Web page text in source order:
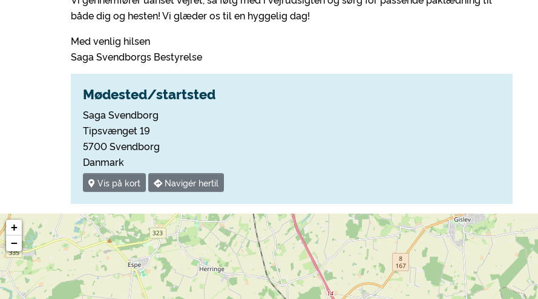
både dig og hesten! Vi glæder os til en hyggelig dag!
Med venlig hilsen
Saga Svendborgs Bestyrelse
Mødested/startsted
Saga Svendborg
Tipsvænget 19
5700 Svendborg
Danmark
Vis på kort Navigér hertil
+
−